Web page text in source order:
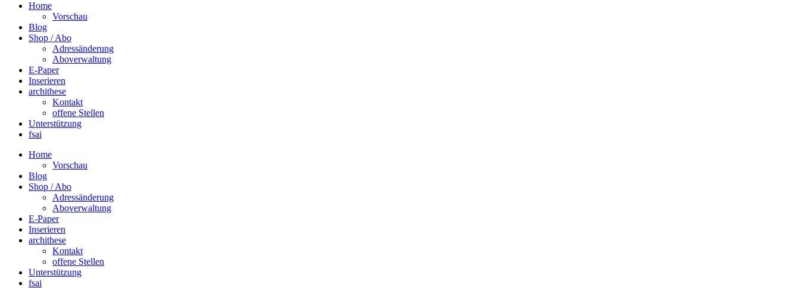
Home
Vorschau
Blog
Shop / Abo
Adressänderung
Aboverwaltung
E-Paper
Inserieren
archithese
Kontakt
offene Stellen
Unterstützung
fsai
Home
Vorschau
Blog
Shop / Abo
Adressänderung
Aboverwaltung
E-Paper
Inserieren
archithese
Kontakt
offene Stellen
Unterstützung
fsai